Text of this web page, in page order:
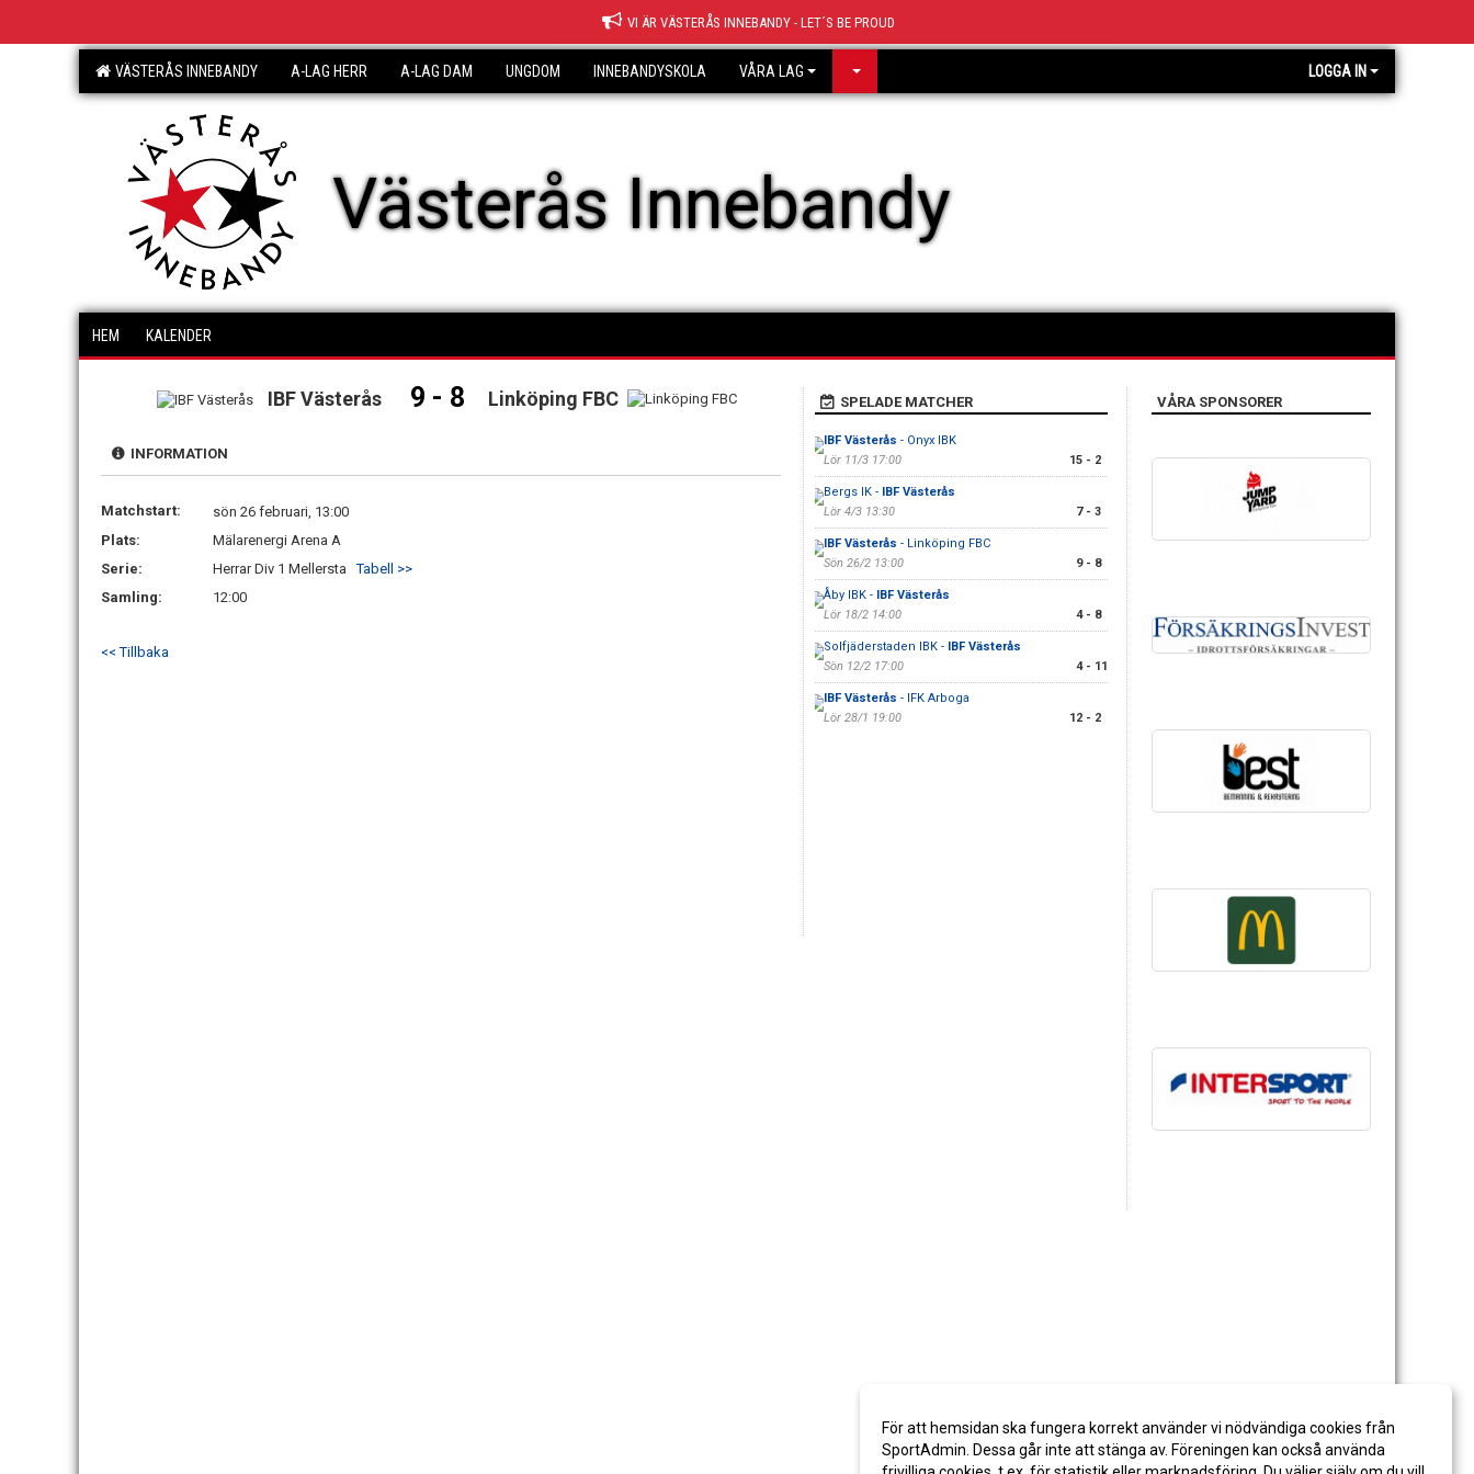
VI ÄR VÄSTERÅS INNEBANDY - LET´S BE PROUD
VÄSTERÅS INNEBANDY A-LAG HERR A-LAG DAM UNGDOM INNEBANDYSKOLA VÅRA LAG LOGGA IN
Västerås Innebandy
HEM KALENDER
IBF Västerås 9 - 8 Linköping FBC
INFORMATION
Matchstart:
sön 26 februari, 13:00
Plats:
Mälarenergi Arena A
Serie:
Herrar Div 1 MellerstaTabell >>
Samling:
12:00
<< Tillbaka
SPELADE MATCHER
IBF Västerås - Onyx IBK
Lör 11/3 17:00
15 - 2
Bergs IK - IBF Västerås
Lör 4/3 13:30
7 - 3
IBF Västerås - Linköping FBC
Sön 26/2 13:00
9 - 8
Åby IBK - IBF Västerås
Lör 18/2 14:00
4 - 8
Solfjäderstaden IBK - IBF Västerås
Sön 12/2 17:00
4 - 11
IBF Västerås - IFK Arboga
Lör 28/1 19:00
12 - 2
VÅRA SPONSORER
För att hemsidan ska fungera korrekt använder vi nödvändiga cookies från
SportAdmin. Dessa går inte att stänga av. Föreningen kan också använda